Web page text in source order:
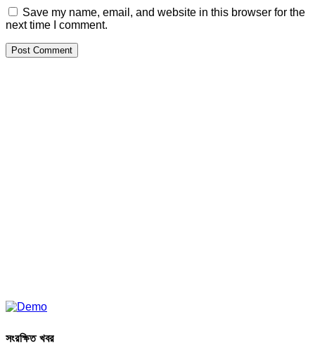
Save my name, email, and website in this browser for the
next time I comment.
সংরক্ষিত খবর